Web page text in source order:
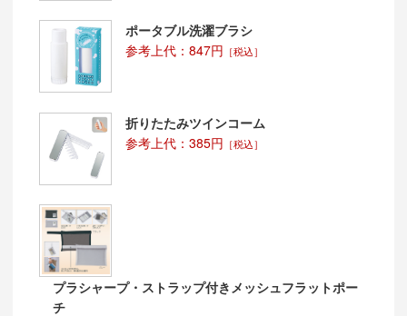
ポータブル洗濯ブラシ
参考上代：847円 ［税込］
折りたたみツインコーム
参考上代：385円 ［税込］
プラシャープ・ストラップ付きメッシュフラットポー
チ